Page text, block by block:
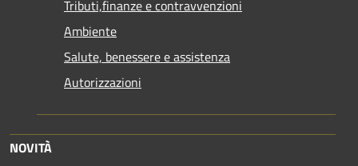
Tributi,finanze e contravvenzioni
Ambiente
Salute, benessere e assistenza
Autorizzazioni
NOVITÀ